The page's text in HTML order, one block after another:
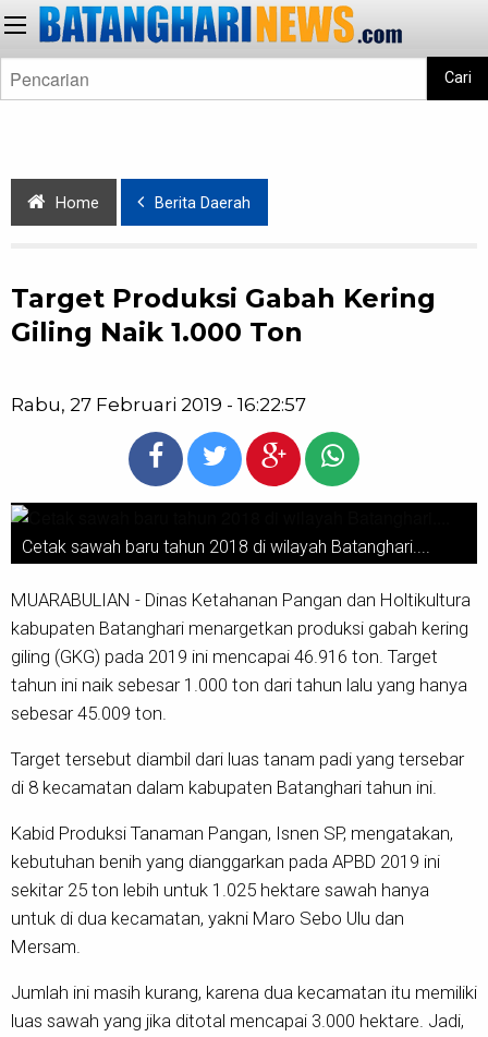
Cari
Home Berita Daerah
Target Produksi Gabah Kering
Giling Naik 1.000 Ton
Rabu, 27 Februari 2019 - 16:22:57
Cetak sawah baru tahun 2018 di wilayah Batanghari....
MUARABULIAN - Dinas Ketahanan Pangan dan Holtikultura
kabupaten Batanghari menargetkan produksi gabah kering
giling (GKG) pada 2019 ini mencapai 46.916 ton. Target
tahun ini naik sebesar 1.000 ton dari tahun lalu yang hanya
sebesar 45.009 ton.
Target tersebut diambil dari luas tanam padi yang tersebar
di 8 kecamatan dalam kabupaten Batanghari tahun ini.
Kabid Produksi Tanaman Pangan, Isnen SP, mengatakan,
kebutuhan benih yang dianggarkan pada APBD 2019 ini
sekitar 25 ton lebih untuk 1.025 hektare sawah hanya
untuk di dua kecamatan, yakni Maro Sebo Ulu dan
Mersam.
Jumlah ini masih kurang, karena dua kecamatan itu memiliki
luas sawah yang jika ditotal mencapai 3.000 hektare. Jadi,